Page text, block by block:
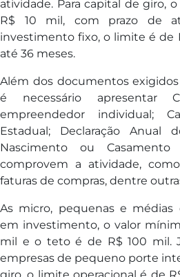
atividade. Para capital de giro,
R$ 10 mil, com prazo de
investimento fixo, o limite é de
até 36 meses.
Além dos documentos
é necessário apresentar
empreendedor individual;
Estadual; Declaração Anual
Nascimento ou
comprovem a atividade,
faturas de compras, dentre
As micro, pequenas e médias
em investimento, o valor
mil e o teto é de R$ 100 mil.
empresas de pequeno porte